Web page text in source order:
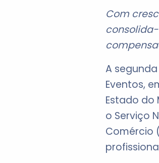
Com
A
Eventos,
Estado do
o Serviço
Comércio